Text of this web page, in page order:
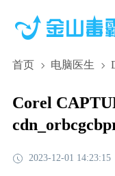
首页 电脑医生
Corel
2023-12-01 14:23:15